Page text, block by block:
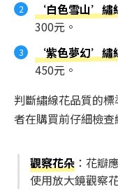
‘白色雪山’繡
300元。
‘紫色夢幻’繡
450元。
判斷繡線花品質的
者在購買前仔細檢
觀察花朵 ：花瓣
使用放大鏡觀察